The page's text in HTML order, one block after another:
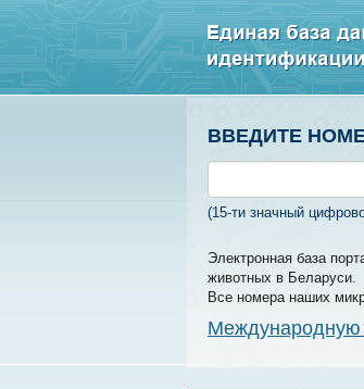
ВВЕДИТЕ
(15-ти значный
Электронная база
животных в Беларуси.
Все номера наших
Международную